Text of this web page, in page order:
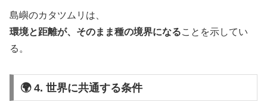
島嶼のカタツムリは、
環境と距離が、そのまま種の境界になることを示してい
る。
🌍 4. 世界に共通する条件